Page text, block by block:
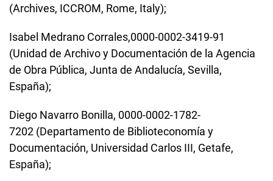
(Archives, ICCROM, Rome, Italy);
Isabel Medrano Corrales,0000-0002-3419-91
(Unidad de Archivo y Documentación de la Agencia
de Obra Pública, Junta de Andalucía, Sevilla,
España);
Diego Navarro Bonilla, 0000-0002-1782-
7202 (Departamento de Biblioteconomía y
Documentación, Universidad Carlos III, Getafe,
España);